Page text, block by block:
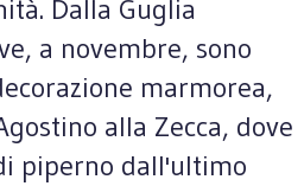
Dalla Guglia
a novembre, sono
marmorea,
alla Zecca, dove
piperno dall'ultimo